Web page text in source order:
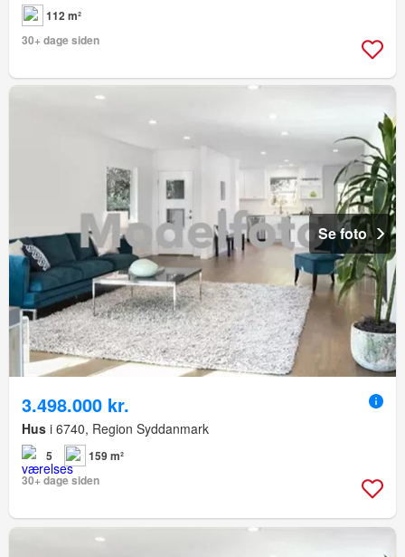
112 m²
30+ dage siden
Se foto
3.498.000 kr.
Hus i 6740, Region Syddanmark
5
159 m²
30+ dage siden